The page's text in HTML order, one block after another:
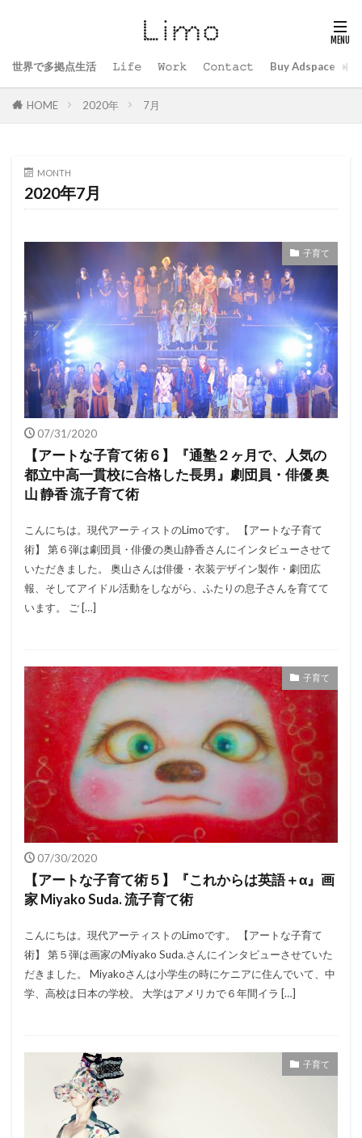
世界で多拠点生活 𝙻𝚒𝚏𝚎 𝚆𝚘𝚛𝚔 𝙲𝚘𝚗𝚝𝚊𝚌𝚝 Buy Adspace
HOME 2020年 7月
MONTH
2020年7月
子育て
07/31/2020
【アートな子育て術６】『通塾２ヶ月で、人気の
都立中高一貫校に合格した長男』劇団員・俳優 奥
山 静香 流子育て術
こんにちは。現代アーティストのLimoです。 【アートな子育て
術】 第６弾は劇団員・俳優の奥山静香さんにインタビューさせて
いただきました。 奥山さんは俳優・衣装デザイン製作・劇団広
報、そしてアイドル活動をしながら、ふたりの息子さんを育てて
います。 ご […]
子育て
07/30/2020
【アートな子育て術５】『これからは英語＋α』画
家 Miyako Suda. 流子育て術
こんにちは。現代アーティストのLimoです。 【アートな子育て
術】 第５弾は画家のMiyako Suda.さんにインタビューさせていた
だきました。 Miyakoさんは小学生の時にケニアに住んでいて、中
学、高校は日本の学校。 大学はアメリカで６年間イラ […]
子育て